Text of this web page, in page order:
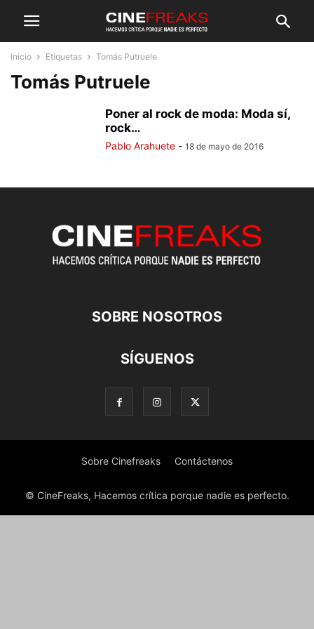
Inicio Etiquetas Tomás Putruele
Tomás Putruele
Poner al rock de moda: Moda sí,
rock…
Pablo Arahuete - 18 de mayo de 2016
SOBRE NOSOTROS
SÍGUENOS
Sobre Cinefreaks Contáctenos
© CineFreaks, Hacemos crítica porque nadie es perfecto.